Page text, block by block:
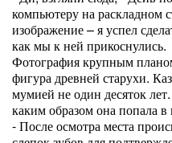
компьютеру на раскладном
изображение – я успел
как мы к ней прикоснулись.
Фотография крупным
фигура древней старухи.
мумией не один десяток
каким образом она попала
- После осмотра места